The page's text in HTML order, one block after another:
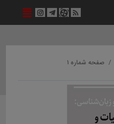
صفحه شماره ۱